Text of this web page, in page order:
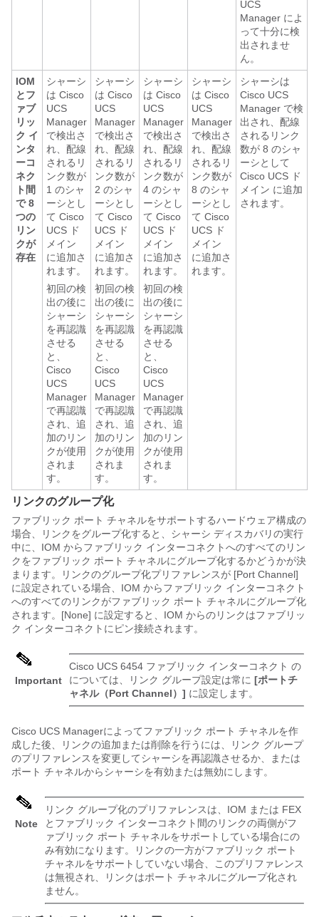
UCS
Manager によ
って十分に検
出されませ
ん。
IOM
とフ
ァブ
リッ
ク イ
ンタ
ーコ
ネク
ト間
で 8
つの
リン
クが
存在
シャーシ
は Cisco
UCS
Manager
で検出さ
れ、配線
されるリ
ンク数が
1 のシャ
ーシとし
て Cisco
UCS ド
メイン
に追加さ
れます。
初回の検
出の後に
シャーシ
を再認識
させる
と、
Cisco
UCS
Manager
で再認識
され、追
加のリン
クが使用
されま
す。
シャーシ
は Cisco
UCS
Manager
で検出さ
れ、配線
されるリ
ンク数が
2 のシャ
ーシとし
て Cisco
UCS ド
メイン
に追加さ
れます。
初回の検
出の後に
シャーシ
を再認識
させる
と、
Cisco
UCS
Manager
で再認識
され、追
加のリン
クが使用
されま
す。
シャーシ
は Cisco
UCS
Manager
で検出さ
れ、配線
されるリ
ンク数が
4 のシャ
ーシとし
て Cisco
UCS ド
メイン
に追加さ
れます。
初回の検
出の後に
シャーシ
を再認識
させる
と、
Cisco
UCS
Manager
で再認識
され、追
加のリン
クが使用
されま
す。
シャーシ
は Cisco
UCS
Manager
で検出さ
れ、配線
されるリ
ンク数が
8 のシャ
ーシとし
て Cisco
UCS ド
メイン
に追加さ
れます。
シャーシは
Cisco UCS
Manager で検
出され、配線
されるリンク
数が 8 のシャ
ーシとして
Cisco UCS ド
メイン に追加
されます。
リンクのグループ化
ファブリック ポート チャネルをサポートするハードウェア構成の
場合、リンクをグループ化すると、シャーシ ディスカバリの実行
中に、IOM からファブリック インターコネクトへのすべてのリン
クをファブリック ポート チャネルにグループ化するかどうかが決
まります。リンクのグループ化プリファレンスが [Port Channel]
に設定されている場合、IOM からファブリック インターコネクト
へのすべてのリンクがファブリック ポート チャネルにグループ化
されます。[None] に設定すると、IOM からのリンクはファブリッ
ク インターコネクトにピン接続されます。
Important
Cisco UCS 6454 ファブリック インターコネクト の
については、リンク グループ設定は常に [ポートチ
ャネル（Port Channel）] に設定します。
Cisco UCS Managerによってファブリック ポート チャネルを作
成した後、リンクの追加または削除を行うには、リンク グループ
のプリファレンスを変更してシャーシを再認識させるか、または
ポート チャネルからシャーシを有効または無効にします。
Note
リンク グループ化のプリファレンスは、IOM または FEX
とファブリック インターコネクト間のリンクの両側がフ
ァブリック ポート チャネルをサポートしている場合にの
み有効になります。リンクの一方がファブリック ポート
チャネルをサポートしていない場合、このプリファレンス
は無視され、リンクはポート チャネルにグループ化され
ません。